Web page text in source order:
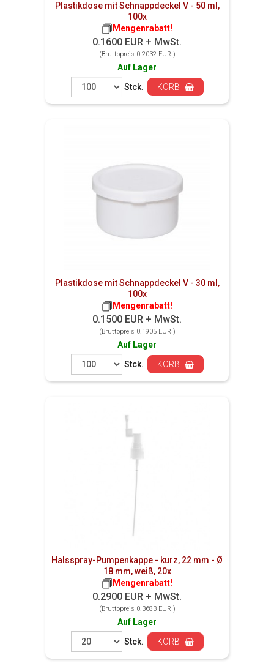
Plastikdose mit Schnappdeckel V - 50 ml,
100x
Mengenrabatt!
0.1600 EUR + MwSt.
(Bruttopreis 0.2032 EUR )
Auf Lager
Stck.
KORB
Plastikdose mit Schnappdeckel V - 30 ml,
100x
Mengenrabatt!
0.1500 EUR + MwSt.
(Bruttopreis 0.1905 EUR )
Auf Lager
Stck.
KORB
Halsspray-Pumpenkappe - kurz, 22 mm - Ø
18 mm, weiß, 20x
Mengenrabatt!
0.2900 EUR + MwSt.
(Bruttopreis 0.3683 EUR )
Auf Lager
Stck.
KORB